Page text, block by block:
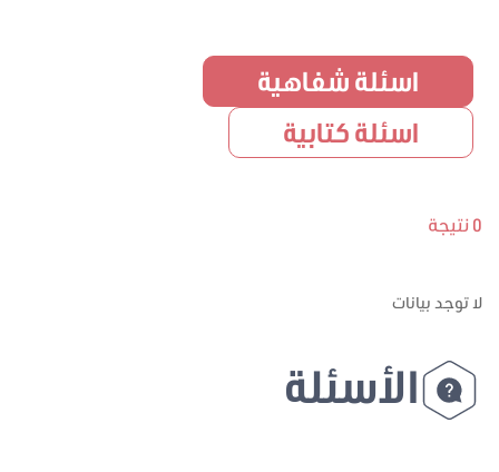
اسئلة شفاهية
اسئلة كتابية
0 نتيجة
لا توجد بيانات
الأسئلة